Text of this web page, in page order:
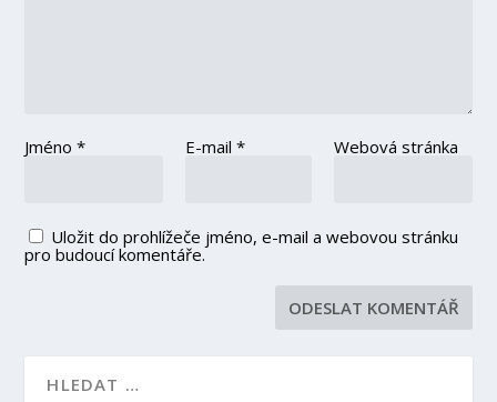
Jméno* E-mail * Webová stránka
Uložit do prohlížeče jméno, e-mail a webovou stránku
pro budoucí komentáře.